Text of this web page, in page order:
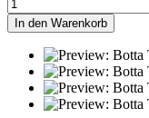
In den Warenkorb